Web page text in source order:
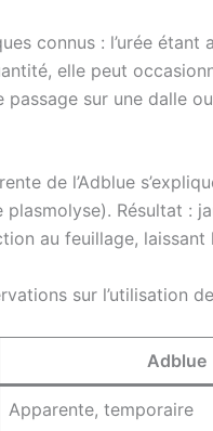
connus : l’urée
elle peut
sur une dalle
de l’Adblue
Résultat :
au feuillage,
sur l’utilisation
Adblue
Apparente, temporaire